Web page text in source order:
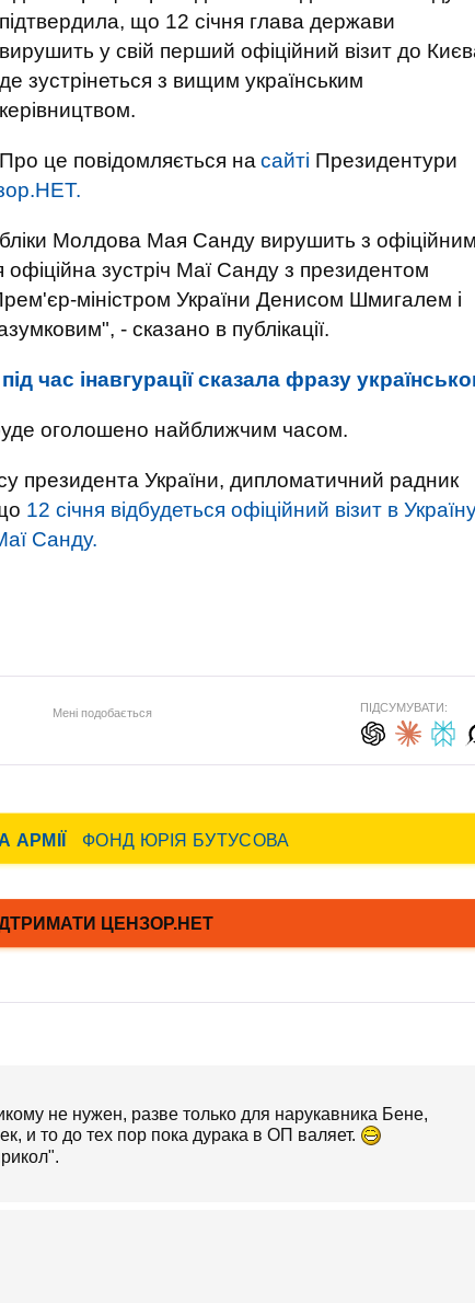
підтвердила, що 12 січня глава держави
вирушить у свій перший офіційний візит до
де зустрінеться з вищим українським
керівництвом.
Про це повідомляється на сайті Президентури
Молдова Мая Санду вирушить з офіційним
офіційна зустріч Маї Санду з президентом
міністром України Денисом Шмигалем і
- сказано в публікації.
час інавгурації сказала фразу
оголошено найближчим часом.
президента України, дипломатичний радник
12 січня відбудеться офіційний візит в
Санду.
Мені подобається ПІДСУМУВАТИ:
не нужен, разве только для нарукавника Бене,
и то до тех пор пока дурака в ОП валяет.